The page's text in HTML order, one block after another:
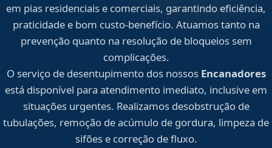
em pias residenciais e comerciais, garantindo eficiência,
praticidade e bom custo-benefício. Atuamos tanto na
prevenção quanto na resolução de bloqueios sem
complicações.
O serviço de desentupimento dos nossos Encanadores
está disponível para atendimento imediato, inclusive em
situações urgentes. Realizamos desobstrução de
tubulações, remoção de acúmulo de gordura, limpeza de
sifões e correção de fluxo.